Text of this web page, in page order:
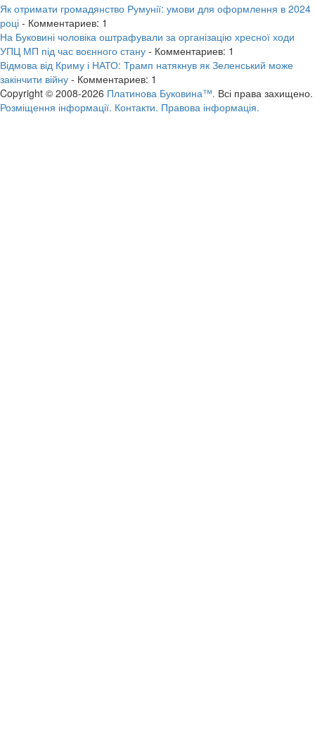
Як отримати громадянство Румунії: умови для оформлення в 2024
році - Комментариев: 1
На Буковині чоловіка оштрафували за організацію хресної ходи
УПЦ МП під час воєнного стану - Комментариев: 1
Відмова від Криму і НАТО: Трамп натякнув як Зеленський може
закінчити війну - Комментариев: 1
Copyright © 2008-2026 Платинова Буковина™. Всі права захищено.
Розміщення інформації. Контакти. Правова інформація.